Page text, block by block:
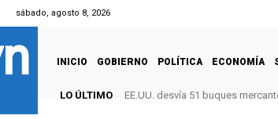
sábado, agosto 8, 2026
INICIO GOBIERNO POLÍTICA ECONOMÍA
LO ÚLTIMO EE.UU. desvía 51 buques